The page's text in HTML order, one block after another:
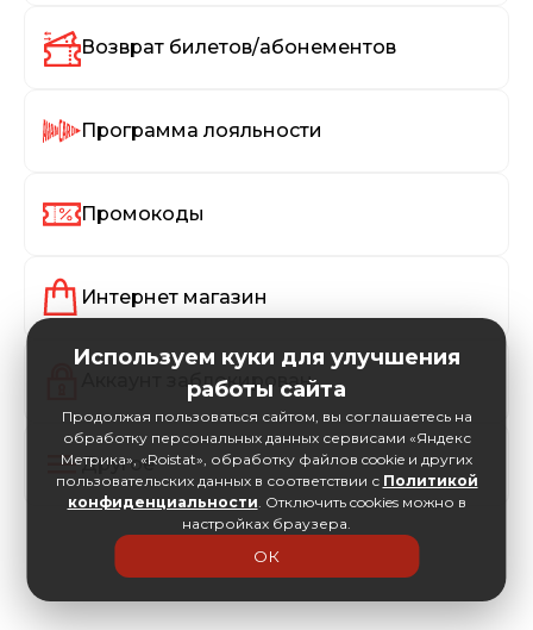
Возврат билетов/абонементов
Программа лояльности
Промокоды
Интернет магазин
Аккаунт заблокирован
Другое
Используем куки для улучшения
работы сайта
Продолжая пользоваться сайтом, вы соглашаетесь на
обработку персональных данных сервисами «Яндекс
Метрика», «Roistat», обработку файлов cookie и других
пользовательских данных в соответствии с Политикой
конфиденциальности. Отключить cookies можно в
настройках браузера.
ОК